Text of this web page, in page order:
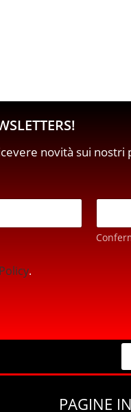
novità sui
.
PAGINE